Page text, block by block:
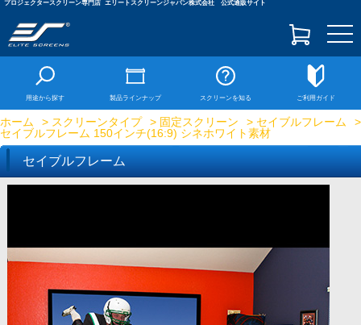
プロジェクタースクリーン専門店 エリートスクリーンジャパン株式会社 公式通販サイト
用途から探す 製品ラインナップ スクリーンを知る ご利用ガイド
ホーム > スクリーンタイプ > 固定スクリーン > セイブルフレーム
>
セイブルフレーム 150インチ(16:9) シネホワイト素材
セイブルフレーム